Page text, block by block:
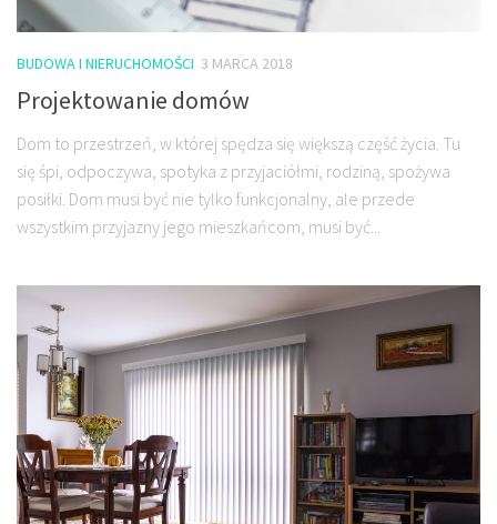
BUDOWA I NIERUCHOMOŚCI 3 MARCA 2018
Projektowanie domów
Dom to przestrzeń, w której spędza się większą część życia. Tu
się śpi, odpoczywa, spotyka z przyjaciółmi, rodziną, spożywa
posiłki. Dom musi być nie tylko funkcjonalny, ale przede
wszystkim przyjazny jego mieszkańcom, musi być...